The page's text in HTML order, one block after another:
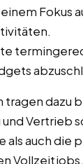
Fokus
dazu
Vertrieb
als auch die